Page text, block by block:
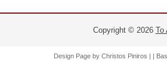
Copyright © 2026 Το
Design Page by Christos Piniros | |